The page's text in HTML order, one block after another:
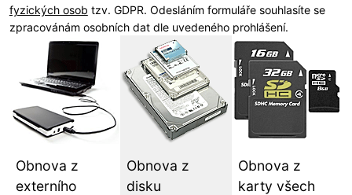
fyzických osob tzv. GDPR. Odesláním formuláře souhlasíte se
zpracovánám osobních dat dle uvedeného prohlášení.
Obnova z
externího
Obnova z
disku
Obnova z
karty všech